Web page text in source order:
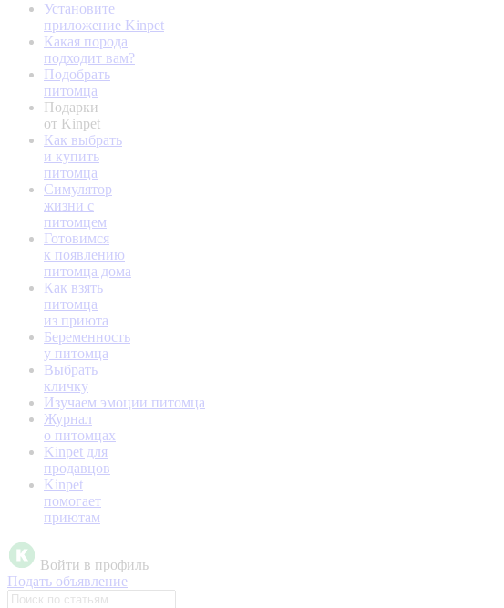
Установите
приложение Kinpet
Какая порода
подходит вам?
Подобрать
питомца
Подарки
от Kinpet
Как выбрать
и купить
питомца
Симулятор
жизни с
питомцем
Готовимся
к появлению
питомца дома
Как взять
питомца
из приюта
Беременность
у питомца
Выбрать
кличку
Изучаем эмоции питомца
Журнал
о питомцах
Kinpet для
продавцов
Kinpet
помогает
приютам
Войти в профиль
Подать объявление